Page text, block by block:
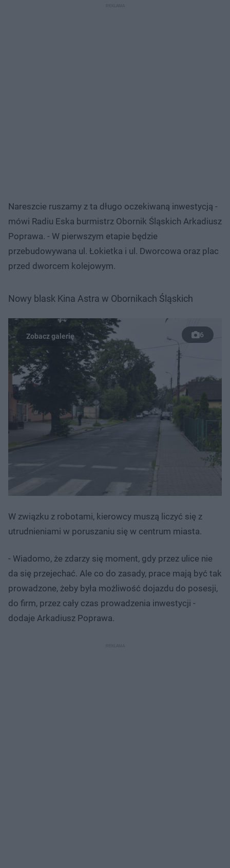
Nareszcie ruszamy z ta długo oczekiwaną inwestycją -
mówi Radiu Eska burmistrz Obornik Śląskich Arkadiusz
Poprawa. - W pierwszym etapie będzie
przebudowywana ul. Łokietka i ul. Dworcowa oraz plac
przed dworcem kolejowym.
Nowy blask Kina Astra w Obornikach Śląskich
6
W związku z robotami, kierowcy muszą liczyć się z
utrudnieniami w poruszaniu się w centrum miasta.
- Wiadomo, że zdarzy się moment, gdy przez ulice nie
da się przejechać. Ale co do zasady, prace mają być tak
prowadzone, żeby była możliwość dojazdu do posesji,
do firm, przez cały czas prowadzenia inwestycji -
dodaje Arkadiusz Poprawa.